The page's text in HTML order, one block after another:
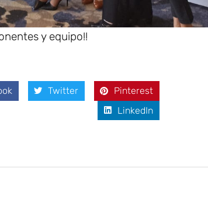
y equipo!!
Twitter
Pinterest
LinkedIn